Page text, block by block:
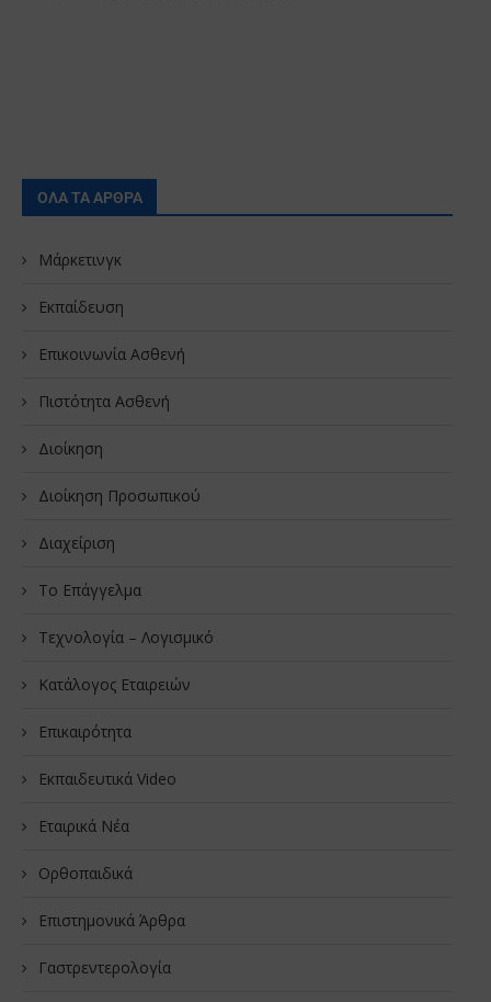
ΟΛΑ ΤΑ ΑΡΘΡΑ
Μάρκετινγκ
Εκπαίδευση
Επικοινωνία Ασθενή
Πιστότητα Ασθενή
Διοίκηση
Διοίκηση Προσωπικού
Διαχείριση
Το Επάγγελμα
Τεχνολογία – Λογισμικό
Κατάλογος Εταιρειών
Επικαιρότητα
Εκπαιδευτικά Video
Εταιρικά Νέα
Oρθοπαιδικά
Επιστημονικά Άρθρα
Γαστρεντερολογία